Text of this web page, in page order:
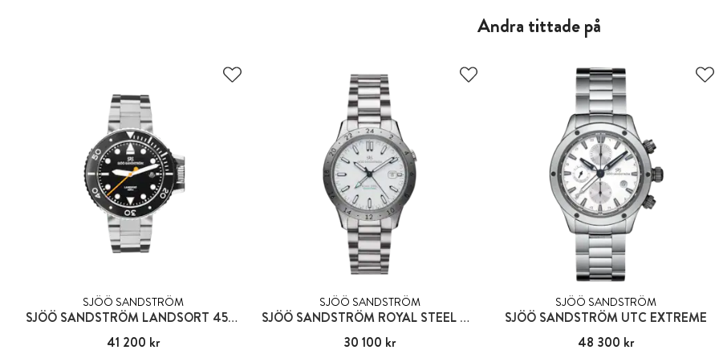
Andra tittade på
SJÖÖ SANDSTRÖM
SJÖÖ SANDSTRÖM LANDSORT 459M
Pris: 41 200 kr
41 200 kr
SJÖÖ SANDSTRÖM
SJÖÖ SANDSTRÖM ROYAL STEEL WORLDTIMER
Pris:30 100 kr
30 100 kr
SJÖÖ SANDSTRÖM
SJÖÖ SANDSTRÖM UTC EXTREME
Pris:48 300 kr
48 300 kr